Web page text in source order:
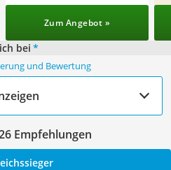
Zum Angebot »
bei *
und Bewertung
Empfehlungen